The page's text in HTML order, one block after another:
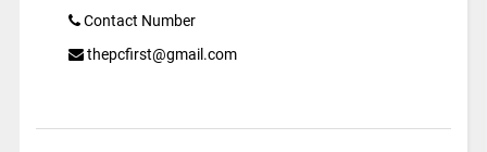
Contact Number
thepcfirst@gmail.com